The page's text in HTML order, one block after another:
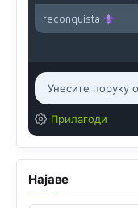
reconquista
Прилагоди
Најаве